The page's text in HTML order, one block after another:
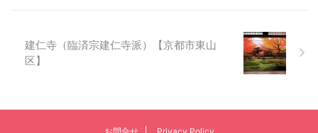
建仁寺（臨済宗建仁寺派）【京都市東山
区】